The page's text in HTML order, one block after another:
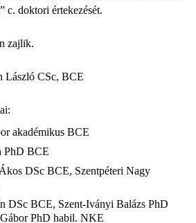
c. doktori értekezését.
zajlik.
László CSc, BCE
akadémikus BCE
PhD BCE
DSc BCE, Szentpéteri Nagy
DSc BCE, Szent-Iványi Balázs PhD
PhD habil. NKE